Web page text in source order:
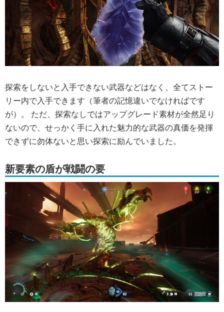
探索をしないと入手できない武器などはなく、全てストー
リー内で入手できます（筆者の記憶違いでなければです
が）。 ただ、探索なしではアップグレード素材が全然足り
ないので、せっかく手に入れた魅力的な武器の真価を発揮
できずに勿体ないと思い探索に励んでいました。
新要素の盾が戦闘の要